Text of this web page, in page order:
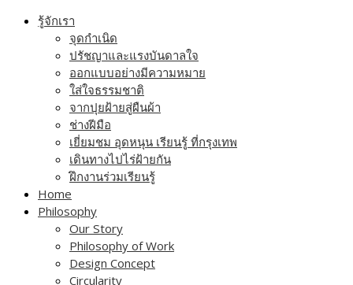
Skip
รู้จักเรา
จุดกำเนิด
ปรัชญาและแรงบันดาลใจ
ออกแบบอย่างมีความหมาย
ใส่ใจธรรมชาติ
จากปุยฝ้ายสู่ผืนผ้า
ช่างฝีมือ
เยี่ยมชม อุดหนุน เรียนรู้ ที่กรุงเทพ
เดินทางไปไร่ฝ้ายกัน
ฝึกงานร่วมเรียนรู้
Home
Philosophy
Our Story
Philosophy of Work
Design Concept
Circularity